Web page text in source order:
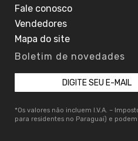
Fale conosco
Vendedores
Mapa do site
Boletim de novedades
*Os valores não incluem I.V.A. –
para residentes no Paraguai) e